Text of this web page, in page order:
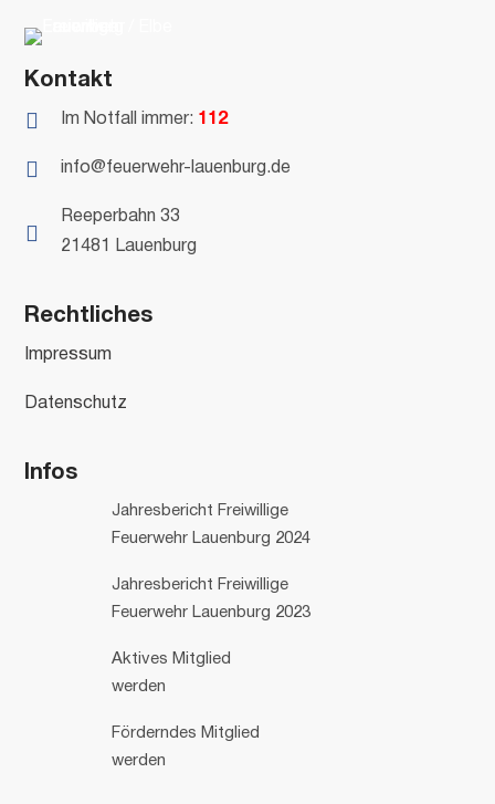
Kontakt
 Im Notfall immer: 112
 info@feuerwehr-lauenburg.de

Reeperbahn 33
21481 Lauenburg
Rechtliches
Impressum
Datenschutz
Infos
Jahresbericht Freiwillige
Feuerwehr Lauenburg 2024
Jahresbericht Freiwillige
Feuerwehr Lauenburg 2023
Aktives Mitglied
werden
Förderndes Mitglied
werden